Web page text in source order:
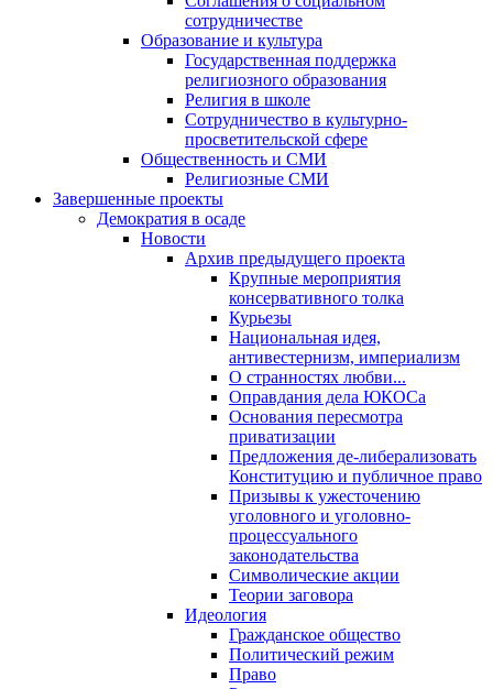
сотрудничестве
Образование и культура
Государственная поддержка
религиозного образования
Религия в школе
Сотрудничество в культурно-
просветительской сфере
Общественность и СМИ
Религиозные СМИ
Завершенные проекты
Демократия в осаде
Новости
Архив предыдущего проекта
Крупные мероприятия
консервативного толка
Курьезы
Национальная идея,
антивестернизм, империализм
О странностях любви...
Оправдания дела ЮКОСа
Основания пересмотра
приватизации
Предложения де-либерализовать
Конституцию и публичное право
Призывы к ужесточению
уголовного и уголовно-
процессуального
законодательства
Символические акции
Теории заговора
Идеология
Гражданское общество
Политический режим
Право